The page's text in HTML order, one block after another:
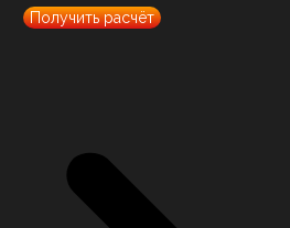
Получить расчёт